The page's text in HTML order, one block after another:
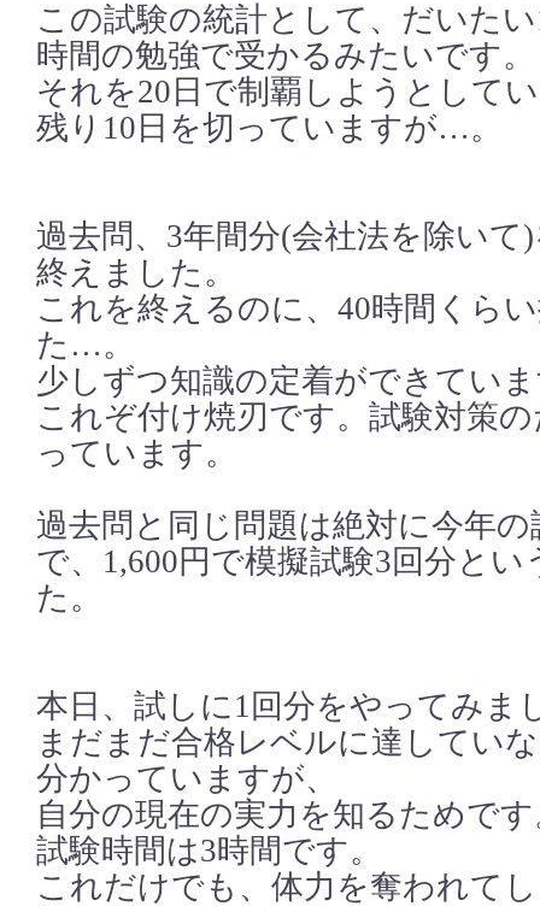
この試験の統計として、だいた
時間の勉強で受かるみたいです。
それを20日で制覇しようとして
残り10日を切っていますが…。
過去問、3年間分(会社法を除いて
終えました。
これを終えるのに、40時間くら
た…。
少しずつ知識の定着ができてい
これぞ付け焼刃です。試験対策
っています。
過去問と同じ問題は絶対に今年
で、1,600円で模擬試験3回分と
た。
本日、試しに1回分をやってみま
まだまだ合格レベルに達してい
分かっていますが、
自分の現在の実力を知るためで
試験時間は3時間です。
これだけでも、体力を奪われて